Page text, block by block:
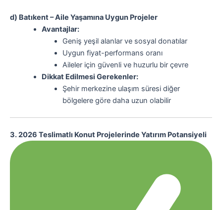
d) Batıkent – Aile Yaşamına Uygun Projeler
Avantajlar:
Geniş yeşil alanlar ve sosyal donatılar
Uygun fiyat-performans oranı
Aileler için güvenli ve huzurlu bir çevre
Dikkat Edilmesi Gerekenler:
Şehir merkezine ulaşım süresi diğer
bölgelere göre daha uzun olabilir
3. 2026 Teslimatlı Konut Projelerinde Yatırım Potansiyeli